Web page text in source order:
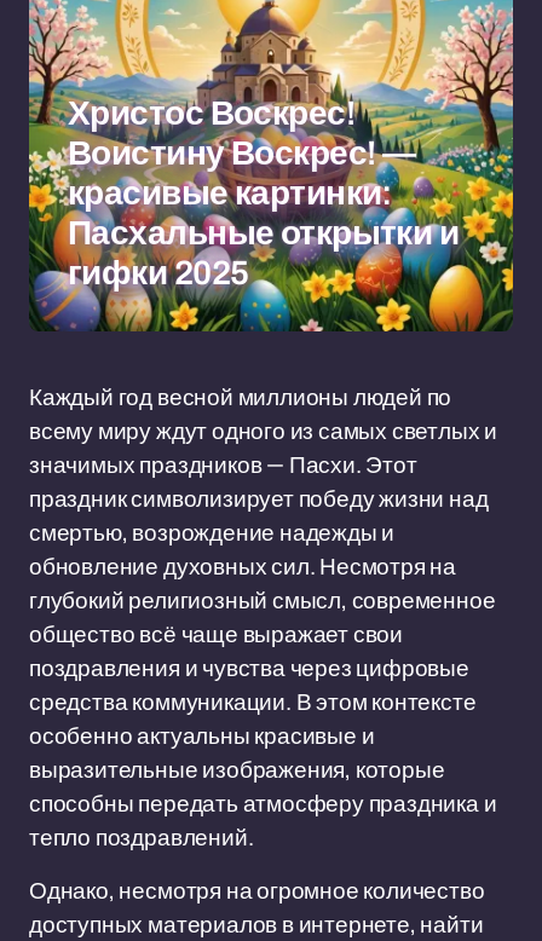
Христос Воскрес!
Воистину Воскрес! —
красивые картинки:
Пасхальные открытки и
гифки 2025
Каждый год весной миллионы людей по
всему миру ждут одного из самых светлых и
значимых праздников — Пасхи. Этот
праздник символизирует победу жизни над
смертью, возрождение надежды и
обновление духовных сил. Несмотря на
глубокий религиозный смысл, современное
общество всё чаще выражает свои
поздравления и чувства через цифровые
средства коммуникации. В этом контексте
особенно актуальны красивые и
выразительные изображения, которые
способны передать атмосферу праздника и
тепло поздравлений.
Однако, несмотря на огромное количество
доступных материалов в интернете, найти